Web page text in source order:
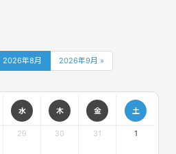
2026年8月 2026年9月 »
水 木 金 土
29 30 31 1